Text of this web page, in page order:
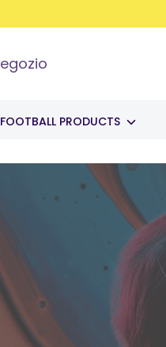
FOOTBALL PRODUCTS